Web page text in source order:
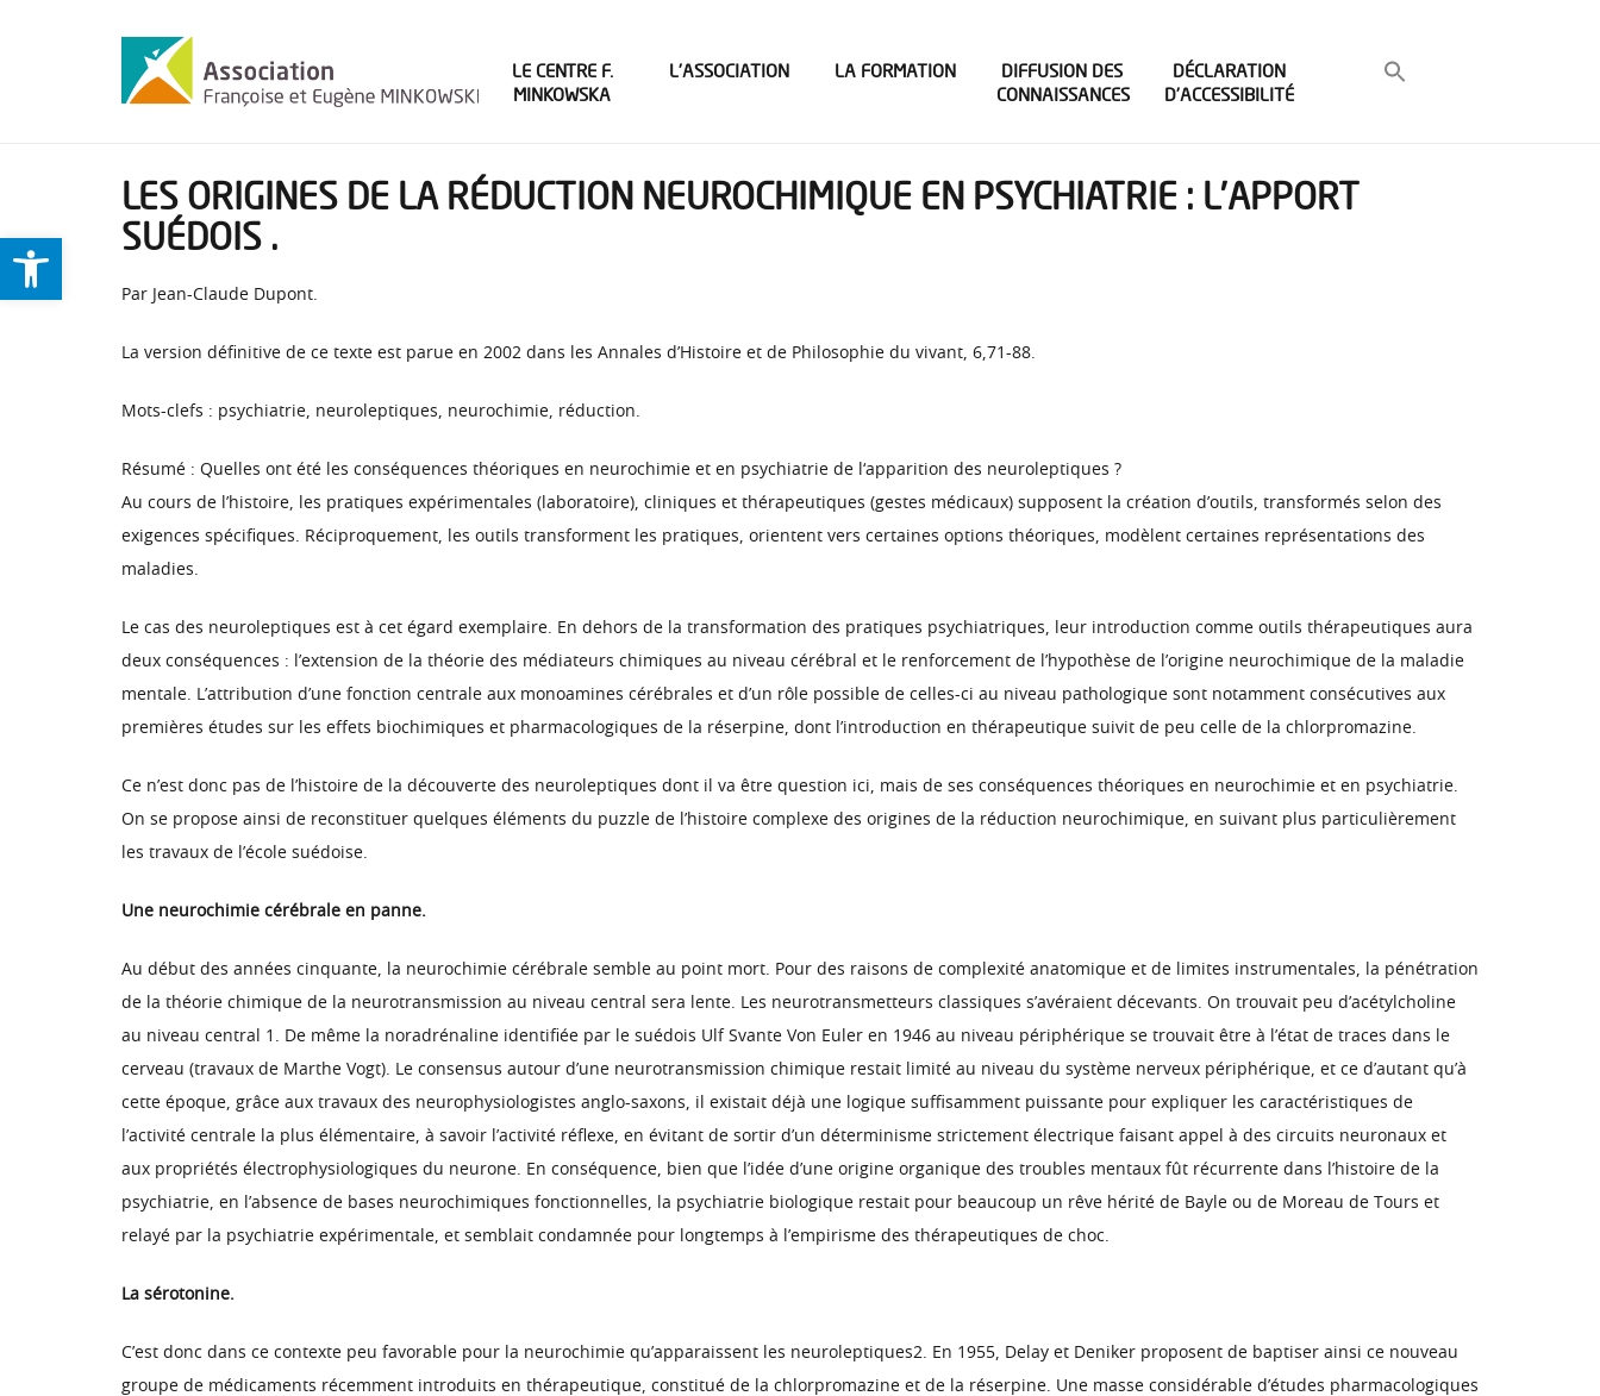
Ouvrir la barre d’outils
LE CENTRE F.
MINKOWSKA
L’ASSOCIATION LA FORMATION
DIFFUSION DES
CONNAISSANCES
DÉCLARATION
D’ACCESSIBILITÉ
LES ORIGINES DE LA RÉDUCTION NEUROCHIMIQUE EN PSYCHIATRIE : L’APPORT
SUÉDOIS .
Par Jean-Claude Dupont.
La version définitive de ce texte est parue en 2002 dans les Annales d’Histoire et de Philosophie du vivant, 6,71-88.
Mots-clefs : psychiatrie, neuroleptiques, neurochimie, réduction.
Résumé : Quelles ont été les conséquences théoriques en neurochimie et en psychiatrie de l‘apparition des neuroleptiques ?
Au cours de l’histoire, les pratiques expérimentales (laboratoire), cliniques et thérapeutiques (gestes médicaux) supposent la création d’outils, transformés selon des
exigences spécifiques. Réciproquement, les outils transforment les pratiques, orientent vers certaines options théoriques, modèlent certaines représentations des
maladies.
Le cas des neuroleptiques est à cet égard exemplaire. En dehors de la transformation des pratiques psychiatriques, leur introduction comme outils thérapeutiques aura
deux conséquences : l’extension de la théorie des médiateurs chimiques au niveau cérébral et le renforcement de l’hypothèse de l’origine neurochimique de la maladie
mentale. L’attribution d’une fonction centrale aux monoamines cérébrales et d’un rôle possible de celles-ci au niveau pathologique sont notamment consécutives aux
premières études sur les effets biochimiques et pharmacologiques de la réserpine, dont l’introduction en thérapeutique suivit de peu celle de la chlorpromazine.
Ce n’est donc pas de l’histoire de la découverte des neuroleptiques dont il va être question ici, mais de ses conséquences théoriques en neurochimie et en psychiatrie.
On se propose ainsi de reconstituer quelques éléments du puzzle de l’histoire complexe des origines de la réduction neurochimique, en suivant plus particulièrement
les travaux de l’école suédoise.
Une neurochimie cérébrale en panne.
Au début des années cinquante, la neurochimie cérébrale semble au point mort. Pour des raisons de complexité anatomique et de limites instrumentales, la pénétration
de la théorie chimique de la neurotransmission au niveau central sera lente. Les neurotransmetteurs classiques s’avéraient décevants. On trouvait peu d’acétylcholine
au niveau central 1. De même la noradrénaline identifiée par le suédois Ulf Svante Von Euler en 1946 au niveau périphérique se trouvait être à l’état de traces dans le
cerveau (travaux de Marthe Vogt). Le consensus autour d’une neurotransmission chimique restait limité au niveau du système nerveux périphérique, et ce d’autant qu’à
cette époque, grâce aux travaux des neurophysiologistes anglo-saxons, il existait déjà une logique suffisamment puissante pour expliquer les caractéristiques de
l’activité centrale la plus élémentaire, à savoir l’activité réflexe, en évitant de sortir d’un déterminisme strictement électrique faisant appel à des circuits neuronaux et
aux propriétés électrophysiologiques du neurone. En conséquence, bien que l’idée d’une origine organique des troubles mentaux fût récurrente dans l’histoire de la
psychiatrie, en l’absence de bases neurochimiques fonctionnelles, la psychiatrie biologique restait pour beaucoup un rêve hérité de Bayle ou de Moreau de Tours et
relayé par la psychiatrie expérimentale, et semblait condamnée pour longtemps à l’empirisme des thérapeutiques de choc.
La sérotonine.
C’est donc dans ce contexte peu favorable pour la neurochimie qu’apparaissent les neuroleptiques2. En 1955, Delay et Deniker proposent de baptiser ainsi ce nouveau
groupe de médicaments récemment introduits en thérapeutique, constitué de la chlorpromazine et de la réserpine. Une masse considérable d’études pharmacologiques